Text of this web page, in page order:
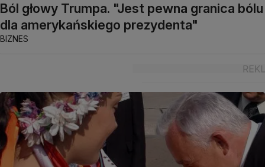
Ból głowy Trumpa. "Jest pewna granica bólu
dla amerykańskiego prezydenta"
BIZNES